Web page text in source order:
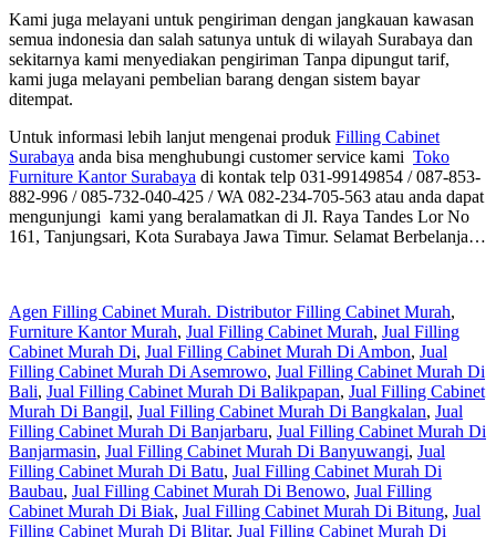
Kami juga melayani untuk pengiriman dengan jangkauan kawasan
semua indonesia dan salah satunya untuk di wilayah Surabaya dan
sekitarnya kami menyediakan pengiriman Tanpa dipungut tarif,
kami juga melayani pembelian barang dengan sistem bayar
ditempat.
Untuk informasi lebih lanjut mengenai produk Filling Cabinet
Surabaya anda bisa menghubungi customer service kami Toko
Furniture Kantor Surabaya di kontak telp 031-99149854 / 087-853-
882-996 / 085-732-040-425 / WA 082-234-705-563 atau anda dapat
mengunjungi kami yang beralamatkan di Jl. Raya Tandes Lor No
161, Tanjungsari, Kota Surabaya Jawa Timur. Selamat Berbelanja…
Agen Filling Cabinet Murah. Distributor Filling Cabinet Murah,
Furniture Kantor Murah, Jual Filling Cabinet Murah, Jual Filling
Cabinet Murah Di, Jual Filling Cabinet Murah Di Ambon, Jual
Filling Cabinet Murah Di Asemrowo, Jual Filling Cabinet Murah Di
Bali, Jual Filling Cabinet Murah Di Balikpapan, Jual Filling Cabinet
Murah Di Bangil, Jual Filling Cabinet Murah Di Bangkalan, Jual
Filling Cabinet Murah Di Banjarbaru, Jual Filling Cabinet Murah Di
Banjarmasin, Jual Filling Cabinet Murah Di Banyuwangi, Jual
Filling Cabinet Murah Di Batu, Jual Filling Cabinet Murah Di
Baubau, Jual Filling Cabinet Murah Di Benowo, Jual Filling
Cabinet Murah Di Biak, Jual Filling Cabinet Murah Di Bitung, Jual
Filling Cabinet Murah Di Blitar, Jual Filling Cabinet Murah Di